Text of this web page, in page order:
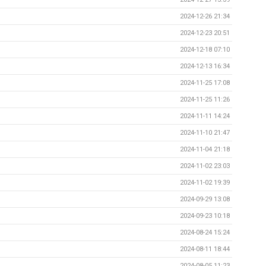
2024-12-26 21:34
2024-12-23 20:51
2024-12-18 07:10
2024-12-13 16:34
2024-11-25 17:08
2024-11-25 11:26
2024-11-11 14:24
2024-11-10 21:47
2024-11-04 21:18
2024-11-02 23:03
2024-11-02 19:39
2024-09-29 13:08
2024-09-23 10:18
2024-08-24 15:24
2024-08-11 18:44